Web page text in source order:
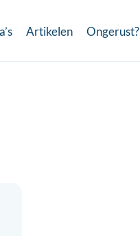
Artikelen Ongerust?